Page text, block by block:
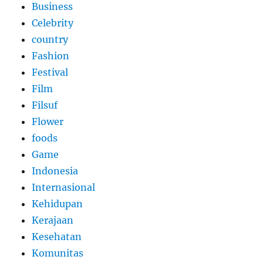
Business
Celebrity
country
Fashion
Festival
Film
Filsuf
Flower
foods
Game
Indonesia
Internasional
Kehidupan
Kerajaan
Kesehatan
Komunitas